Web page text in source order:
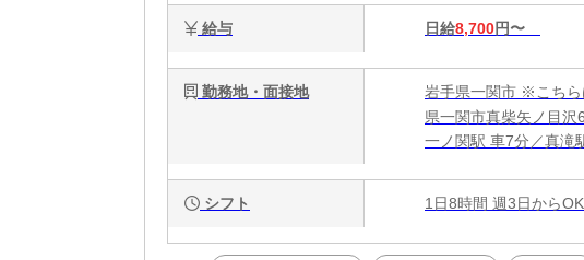
給与 日給8,700円〜
勤務地・面接地
岩手県一関市 ※こちら
県一関市真柴矢ノ目沢
一ノ関駅 車7分／真滝
シフト 1日8時間 週3日からOK